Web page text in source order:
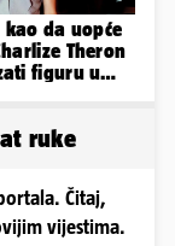
kao da uopće
Theron
figuru u
ruke
Čitaj,
vijestima.